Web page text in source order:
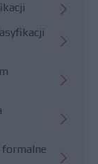
formalne